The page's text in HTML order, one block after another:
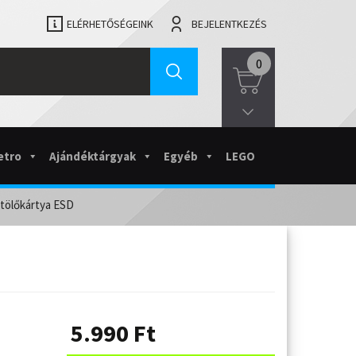
ELÉRHETŐSÉGEINK BEJELENTKEZÉS
0
Ajándéktárgyak Egyéb LEGO
ESD
5.990 Ft